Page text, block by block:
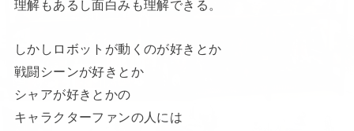
理解もあるし面白みも理解できる。
しかしロボットが動くのが好きとか
戦闘シーンが好きとか
シャアが好きとかの
キャラクターファンの人には